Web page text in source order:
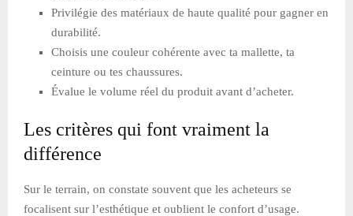
Privilégie des matériaux de haute qualité pour gagner en
durabilité.
Choisis une couleur cohérente avec ta mallette, ta
ceinture ou tes chaussures.
Évalue le volume réel du produit avant d’acheter.
Les critères qui font vraiment la
différence
Sur le terrain, on constate souvent que les acheteurs se
focalisent sur l’esthétique et oublient le confort d’usage.